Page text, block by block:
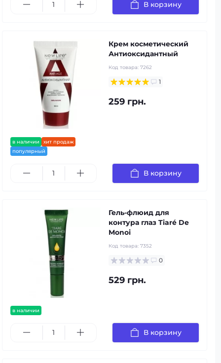
В корзину
в наличии
хит продаж
популярный
Крем косметический
Антиоксидантный
Код товара: 7262
1
259 грн.
В корзину
в наличии
Гель-флюид для
контура глаз Tiaré De
Monoi
Код товара: 7352
0
529 грн.
В корзину